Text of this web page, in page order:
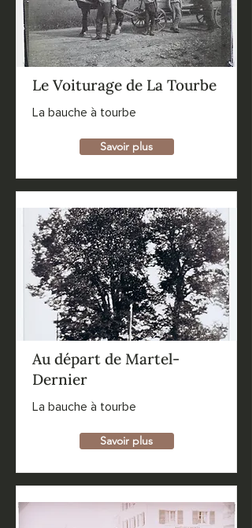
Le Voiturage de La Tourbe
La bauche à tourbe
Savoir plus
Au départ de Martel-
Dernier
La bauche à tourbe
Savoir plus